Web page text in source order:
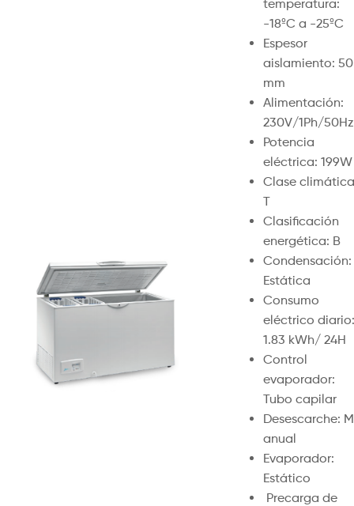
temperatura:
-18ºC a -25ºC
Espesor
aislamiento: 50
mm
Alimentación:
230V/1Ph/50Hz
Potencia
eléctrica: 199W
Clase
T
Clasificación
energética: B
Condensación:
Estática
Consumo
eléctrico diario:
1.83 kWh/ 24H
Control
evaporador:
Tubo capilar
Desescarche: M
anual
Evaporador:
Estático
Precarga de